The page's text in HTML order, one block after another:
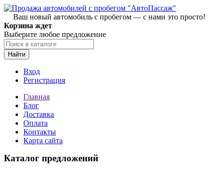
Ваш новый автомобиль с пробегом — с нами это просто!
Корзина ждет
Выберите любое предложение
Найти
Вход
Регистрация
Главная
Блог
Доставка
Оплата
Контакты
Карта сайта
Каталог предложений